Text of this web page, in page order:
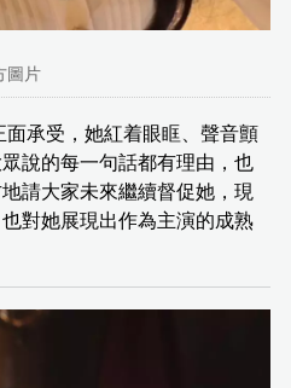
圖片
承受，她紅着眼眶、聲音顫
說的每一句話都有理由，也
請大家未來繼續督促她，現
對她展現出作為主演的成熟